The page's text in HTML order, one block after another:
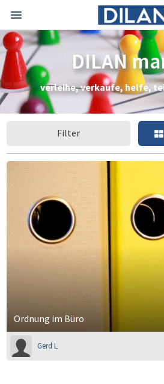
DILAN
verleihe, verkaufe, helfe,
Filter
Ordnung im Büro
Gerd L